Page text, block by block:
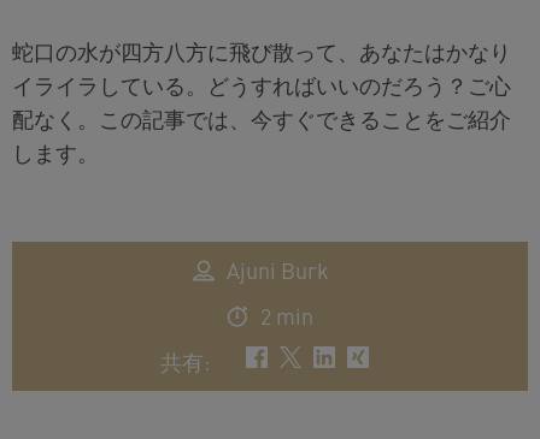
蛇口の水が四方八方に飛び散って、あなたはかなり
イライラしている。どうすればいいのだろう？ご心
配なく。この記事では、今すぐできることをご紹介
します。
Ajuni Burk
2 min
共有: